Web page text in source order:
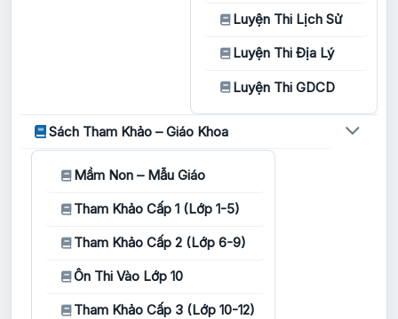
Luyện Thi Lịch Sử
Luyện Thi Địa Lý
Luyện Thi GDCD
Sách Tham Khảo – Giáo Khoa
Mầm Non – Mẫu Giáo
Tham Khảo Cấp 1 (Lớp 1-5)
Tham Khảo Cấp 2 (Lớp 6-9)
Ôn Thi Vào Lớp 10
Tham Khảo Cấp 3 (Lớp 10-12)